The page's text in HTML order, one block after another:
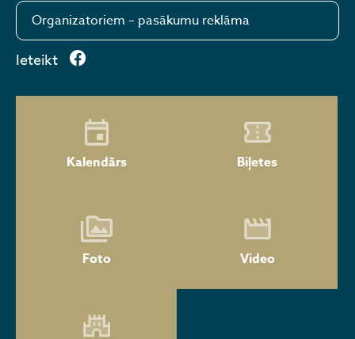
Organizatoriem – pasākumu reklāma
Ieteikt
Kalendārs Biļetes
Foto Video